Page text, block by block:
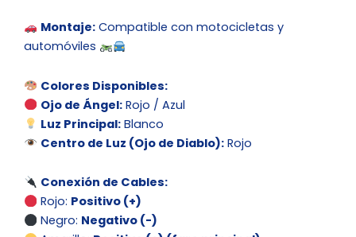
Montaje:Compatible con motocicletas y
automóviles
Colores Disponibles:
Ojo de Ángel:Rojo / Azul
Luz Principal:Blanco
Centro de Luz (Ojo de Diablo):Rojo
Conexión de Cables:
Rojo: Positivo (+)
Negro: Negativo (-)